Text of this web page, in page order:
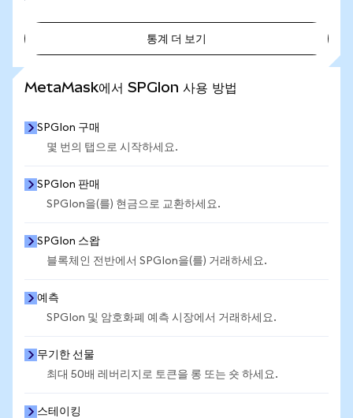
통계 더 보기
MetaMask에서 SPGIon 사용 방법
SPGIon 구매
몇 번의 탭으로 시작하세요.
SPGIon 판매
SPGIon을(를) 현금으로 교환하세요.
SPGIon 스왑
블록체인 전반에서 SPGIon을(를) 거래하세요.
예측
SPGIon 및 암호화폐 예측 시장에서 거래하세요.
무기한 선물
최대 50배 레버리지로 토큰을 롱 또는 숏 하세요.
스테이킹